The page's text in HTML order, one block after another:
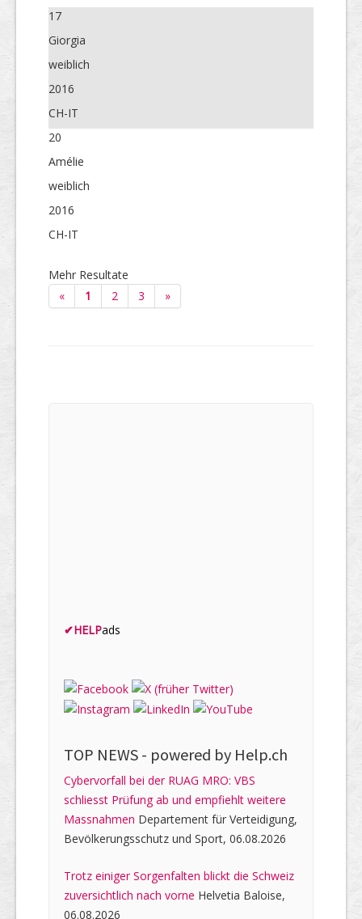
17
Giorgia
weiblich
2016
CH-IT
20
Amélie
weiblich
2016
CH-IT
Mehr Resultate
«
1 2 3 »
✔HELPads
TOP NEWS - powered by Help.ch
Cybervorfall bei der RUAG MRO: VBS
schliesst Prüfung ab und empfiehlt weitere
Massnahmen Departement für Verteidigung,
Bevölkerungsschutz und Sport, 06.08.2026
Trotz einiger Sorgenfalten blickt die Schweiz
zuversichtlich nach vorne Helvetia Baloise,
06.08.2026